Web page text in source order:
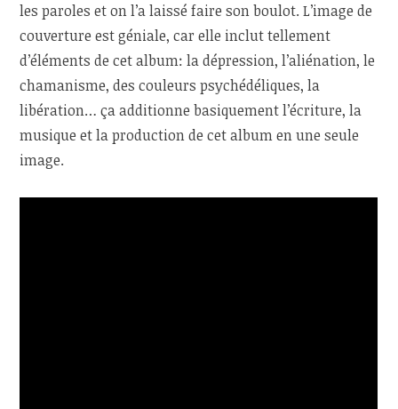
les paroles et on l’a laissé faire son boulot. L’image de
couverture est géniale, car elle inclut tellement
d’éléments de cet album: la dépression, l’aliénation, le
chamanisme, des couleurs psychédéliques, la
libération… ça additionne basiquement l’écriture, la
musique et la production de cet album en une seule
image.